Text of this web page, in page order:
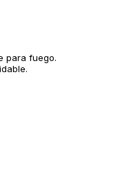
para fuego.